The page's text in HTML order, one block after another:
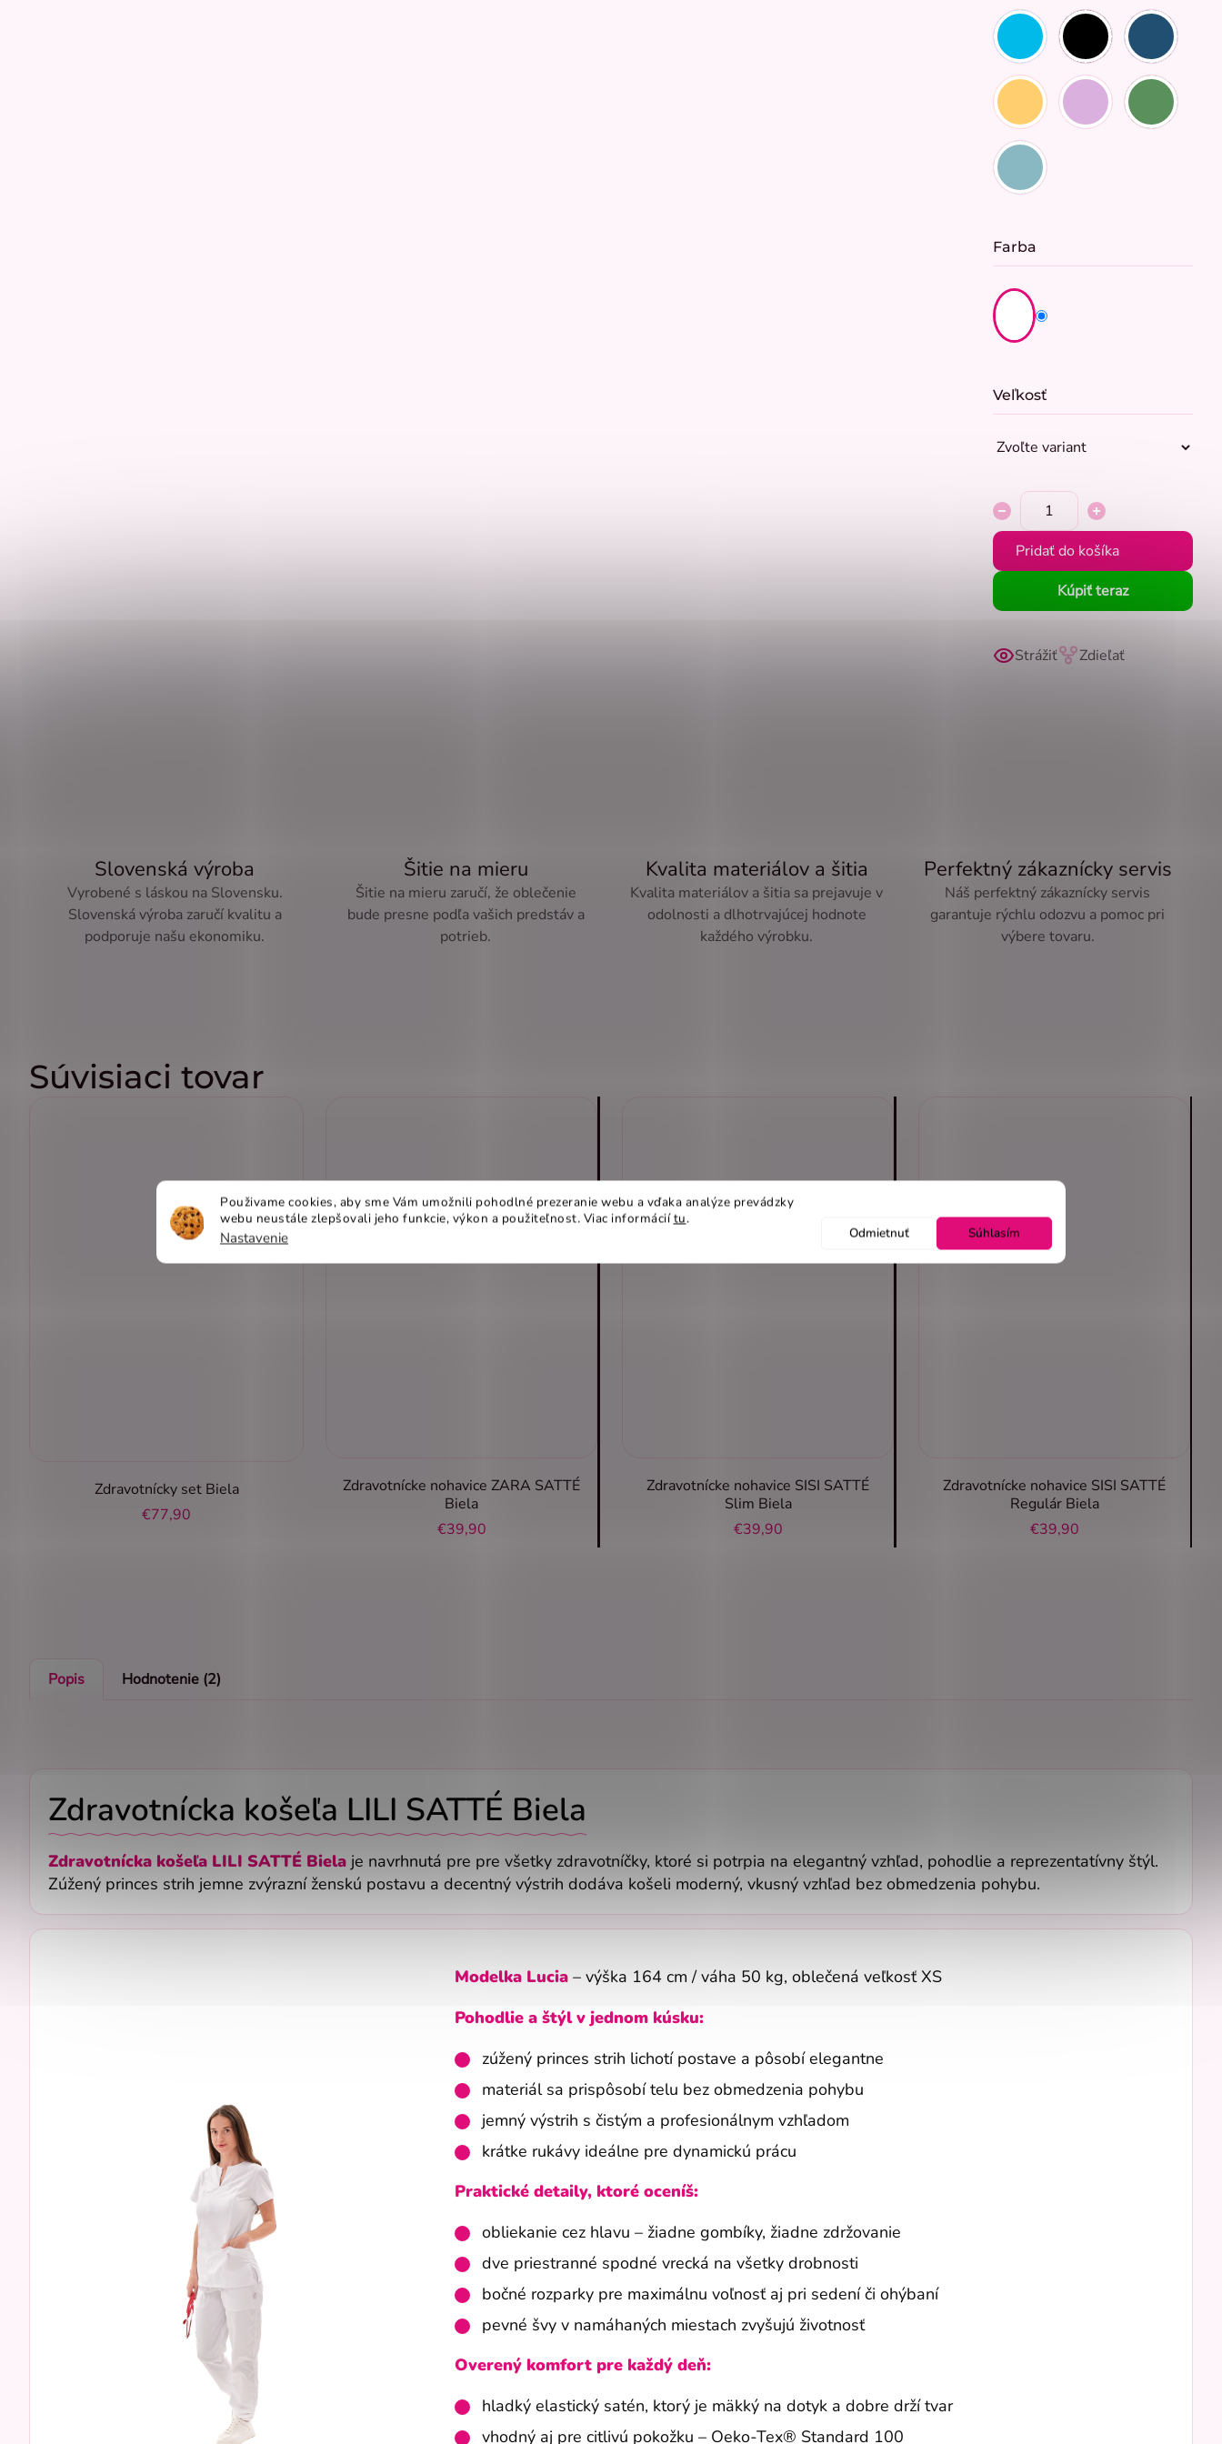
Použivame cookies, aby sme Vám umožnili pohodlné prezeranie webu a vďaka analýze prevádzky
webu neustále zlepšovali jeho funkcie, výkon a použiteľnost. Viac informáciítu.
Nastavenie Odmietnuť Súhlasím
Farba
Veľkosť
Pridať do košíka
Kúpiť teraz
Strážiť Zdieľať
Slovenská výroba
Vyrobené s láskou na Slovensku.
Slovenská výroba zaručí kvalitu a
podporuje našu ekonomiku.
Šitie na mieru
Šitie na mieru zaručí, že oblečenie
bude presne podľa vašich predstáv a
potrieb.
Kvalita materiálov a šitia
Kvalita materiálov a šitia sa prejavuje v
odolnosti a dlhotrvajúcej hodnote
každého výrobku.
Perfektný zákaznícky servis
Náš perfektný zákaznícky servis
garantuje rýchlu odozvu a pomoc pri
výbere tovaru.
Súvisiaci tovar
Zdravotnícky set Biela
€77,90
Zdravotnícke nohavice ZARA SATTÉ
Biela
€39,90
Zdravotnícke nohavice SISI SATTÉ
Slim Biela
€39,90
Zdravotnícke nohavice SISI SATTÉ
Regulár Biela
€39,90
Popis Hodnotenie (2)
Zdravotnícka košeľa LILI SATTÉ Biela
Zdravotnícka košeľa LILI SATTÉ Biela je navrhnutá pre pre všetky zdravotníčky, ktoré si potrpia na elegantný vzhľad, pohodlie a reprezentatívny štýl.
Zúžený princes strih jemne zvýrazní ženskú postavu a decentný výstrih dodáva košeli moderný, vkusný vzhľad bez obmedzenia pohybu.
Modelka Lucia – výška 164 cm / váha 50 kg, oblečená veľkosť XS
Pohodlie a štýl v jednom kúsku:
zúžený princes strih lichotí postave a pôsobí elegantne
materiál sa prispôsobí telu bez obmedzenia pohybu
jemný výstrih s čistým a profesionálnym vzhľadom
krátke rukávy ideálne pre dynamickú prácu
Praktické detaily, ktoré oceníš:
obliekanie cez hlavu – žiadne gombíky, žiadne zdržovanie
dve priestranné spodné vrecká na všetky drobnosti
bočné rozparky pre maximálnu voľnosť aj pri sedení či ohýbaní
pevné švy v namáhaných miestach zvyšujú životnosť
Overený komfort pre každý deň:
hladký elastický satén, ktorý je mäkký na dotyk a dobre drží tvar
vhodný aj pre citlivú pokožku – Oeko-Tex® Standard 100